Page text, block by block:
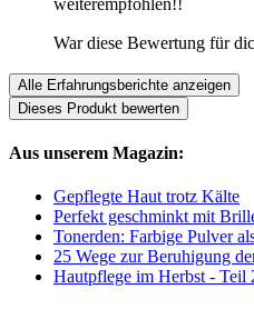
War diese Bewertung für
Alle Erfahrungsberichte anzeigen
Dieses Produkt bewerten
Aus unserem Magazin:
Gepflegte Haut trotz Kälte
Perfekt geschminkt mit
Tonerden: Farbige Pulver
25 Wege zur Beruhigung
Hautpflege im Herbst - Teil